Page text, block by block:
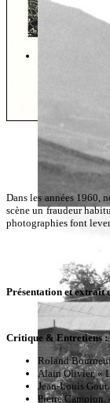
Pour être
Dans les années 1960,
scène un fraudeur
photographies font
Présentation et extrait
Critique & Entretiens :
Roland
Alain Olivier, «
Jean-Louis
Pierre